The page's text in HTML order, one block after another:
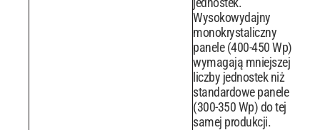
Wysokowydajny
monokrystaliczny
panele (400-450 Wp)
wymagają mniejszej
liczby jednostek niż
standardowe panele
(300-350 Wp) do tej
samej produkcji.